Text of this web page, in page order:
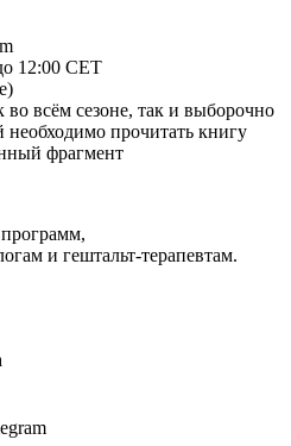
12:00 CET
во всём сезоне, так и выборочно
необходимо прочитать книгу
фрагмент
и гештальт-терапевтам.